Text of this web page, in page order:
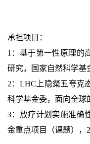
承担项目：
1：基于第一性原理的
研究，国家自然科学基
2：LHC上隐粲五夸克
科学基金委，面向全球
3：放疗计划实施准确
金重点项目（课题），